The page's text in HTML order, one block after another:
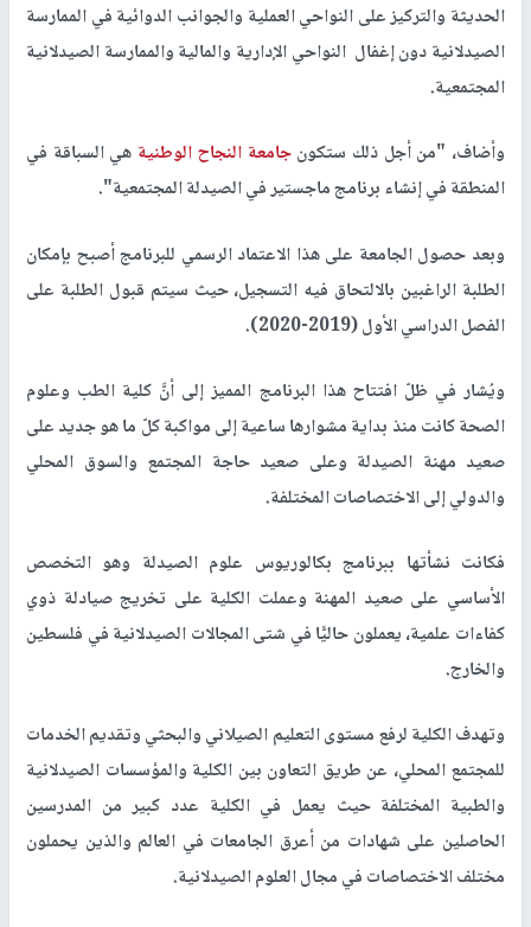
الحديثة والتركيز على النواحي العملية والجوانب الدوائية في الممارسة
الصيدلانية دون إغفال النواحي الإدارية والمالية والممارسة الصيدلانية
المجتمعية.
وأضاف، "من أجل ذلك ستكونجامعة النجاح الوطنية هي السباقة في
المنطقة في إنشاء برنامج ماجستير في الصيدلة المجتمعية".
وبعد حصول الجامعة على هذا الاعتماد الرسمي للبرنامج أصبح بإمكان
الطلبة الراغبين بالالتحاق فيه التسجيل، حيث سيتم قبول الطلبة على
الفصل الدراسي الأول (2019-2020).
ويُشار في ظلّ افتتاح هذا البرنامج المميز إلى أنَّ كلية الطب وعلوم
الصحة كانت منذ بداية مشوارها ساعية إلى مواكبة كلّ ما هو جديد على
صعيد مهنة الصيدلة وعلى صعيد حاجة المجتمع والسوق المحلي
والدولي إلى الاختصاصات المختلفة.
فكانت نشأتها ببرنامج بكالوريوس علوم الصيدلة وهو التخصص
الأساسي على صعيد المهنة وعملت الكلية على تخريج صيادلة ذوي
كفاءات علمية، يعملون حاليًّا في شتى المجالات الصيدلانية في فلسطين
والخارج.
وتهدف الكلية لرفع مستوى التعليم الصيلاني والبحثي وتقديم الخدمات
للمجتمع المحلي، عن طريق التعاون بين الكلية والمؤسسات الصيدلانية
والطبية المختلفة حيث يعمل في الكلية عدد كبير من المدرسين
الحاصلين على شهادات من أعرق الجامعات في العالم والذين يحملون
مختلف الاختصاصات في مجال العلوم الصيدلانية.